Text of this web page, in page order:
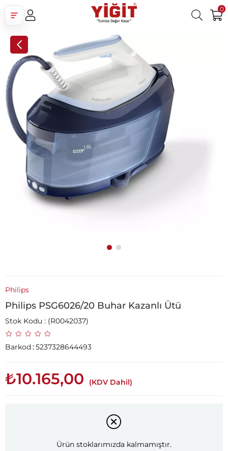
0
Üye Ol Facebook İle Bağlan
Google İle Bağlan
Philips
Philips PSG6026/20 Buhar Kazanlı Ütü
Stok Kodu (R0042037)
Barkod:5237328644493
₺10.165,00 (KDV Dahil)
Ürün stoklarımızda kalmamıştır.